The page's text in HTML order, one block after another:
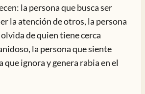
la persona que busca ser
la atención de otros, la persona
de quien tiene cerca
la persona que siente
que ignora y genera rabia en el